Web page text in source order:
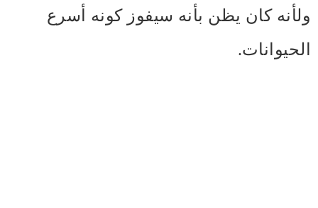
ولأنه كان يظن بأنه سيفوز كونه أسرع
الحيوانات.